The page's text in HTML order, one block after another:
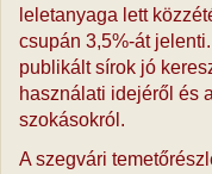
leletanyaga lett
csupán 3,5%-át
publikált sírok jó
használati idejéről és
szokásokról.
A szegvári